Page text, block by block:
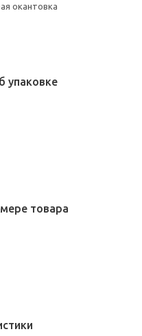
окантовка
упаковке
товара